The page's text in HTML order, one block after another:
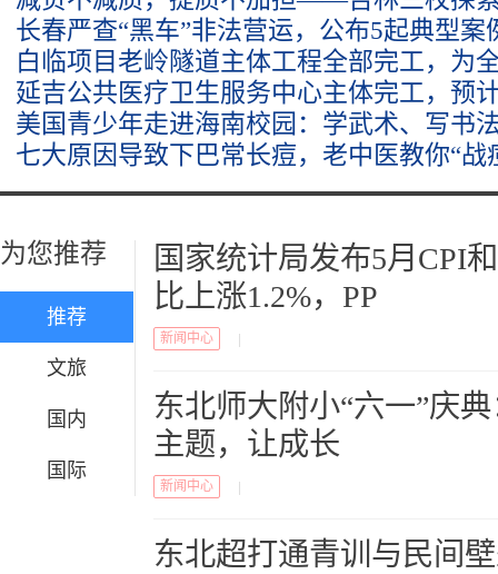
长春严查“黑车”非法营运，公布5起典型案
白临项目老岭隧道主体工程全部完工，为
延吉公共医疗卫生服务中心主体完工，预
美国青少年走进海南校园：学武术、写书
七大原因导致下巴常长痘，老中医教你“战
为您推荐
推荐
文旅
国内
国际
国家统计局发布5月CPI
比上涨1.2%，PP
新闻中心
东北师大附小“六一”庆
主题，让成长
新闻中心
东北超打通青训与民间